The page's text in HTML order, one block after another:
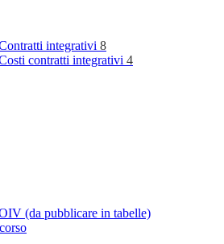
integrativi 8
contratti integrativi 4
(da pubblicare in tabelle)